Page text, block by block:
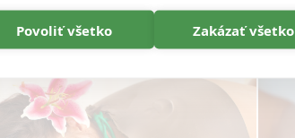
Povoliť všetko Zakázať všetko